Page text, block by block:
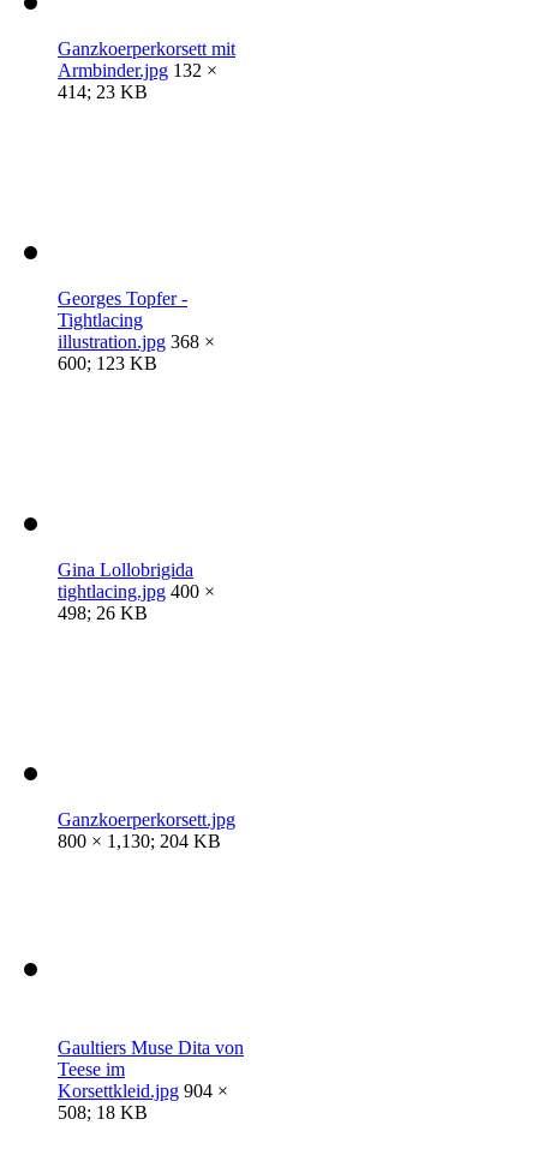
Ganzkoerperkorsett mit
Armbinder.jpg 132 ×
414; 23 KB
Georges Topfer -
Tightlacing
illustration.jpg 368 ×
600; 123 KB
Gina Lollobrigida
tightlacing.jpg 400 ×
498; 26 KB
Ganzkoerperkorsett.jpg
800 × 1,130; 204 KB
Gaultiers Muse Dita von
Teese im
Korsettkleid.jpg 904 ×
508; 18 KB